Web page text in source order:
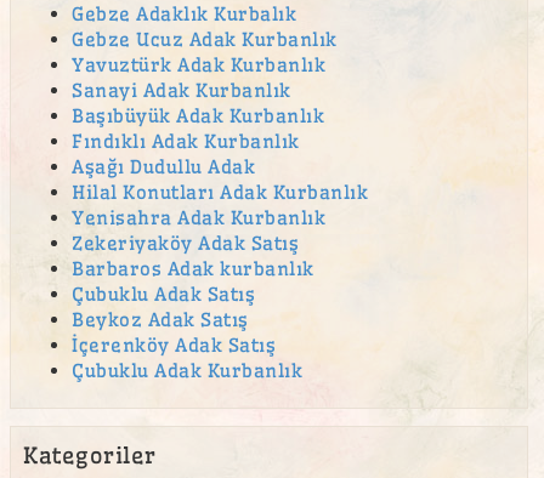
Gebze Adaklık Kurbalık
Gebze Ucuz Adak Kurbanlık
Yavuztürk Adak Kurbanlık
Sanayi Adak Kurbanlık
Başıbüyük Adak Kurbanlık
Fındıklı Adak Kurbanlık
Aşağı Dudullu Adak
Hilal Konutları Adak Kurbanlık
Yenisahra Adak Kurbanlık
Zekeriyaköy Adak Satış
Barbaros Adak kurbanlık
Çubuklu Adak Satış
Beykoz Adak Satış
İçerenköy Adak Satış
Çubuklu Adak Kurbanlık
Kategoriler